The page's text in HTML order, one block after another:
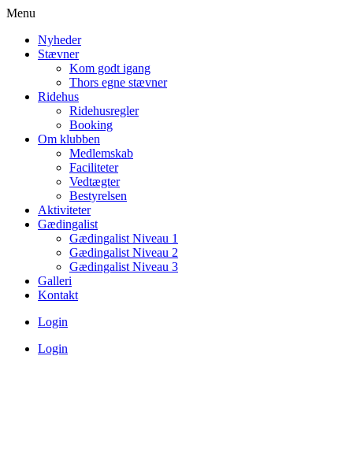
Menu
Nyheder
Stævner
Kom godt igang
Thors egne stævner
Ridehus
Ridehusregler
Booking
Om klubben
Medlemskab
Faciliteter
Vedtægter
Bestyrelsen
Aktiviteter
Gædingalist
Gædingalist Niveau 1
Gædingalist Niveau 2
Gædingalist Niveau 3
Galleri
Kontakt
Login
Login